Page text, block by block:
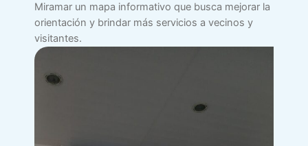
Miramar un mapa informativo que busca mejorar la
orientación y brindar más servicios a vecinos y
visitantes.